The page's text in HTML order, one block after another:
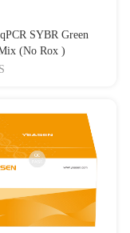
SYBR Green
(No Rox )